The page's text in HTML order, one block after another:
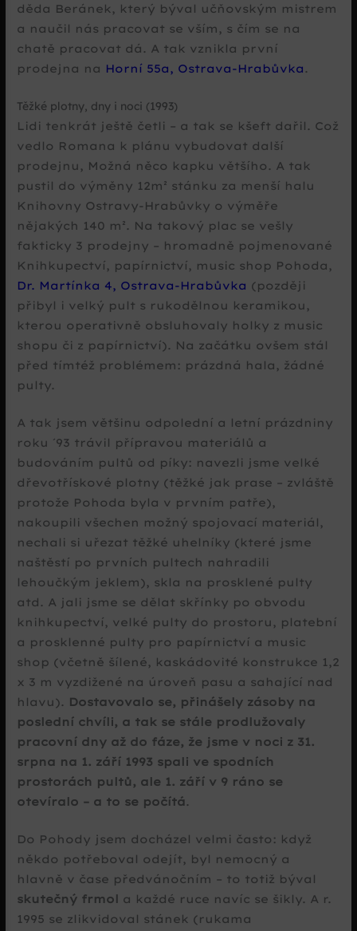
děda Beránek, který býval učňovským mistrem
a naučil nás pracovat se vším, s čím se na
chatě pracovat dá. A tak vznikla první
prodejna na Horní 55a, Ostrava-Hrabůvka .
Těžké plotny, dny i noci (1993)
Lidi tenkrát ještě četli – a tak se kšeft dařil. Což
vedlo Romana k plánu vybudovat další
prodejnu, Možná něco kapku většího. A tak
pustil do výměny 12m² stánku za menší halu
Knihovny Ostravy-Hrabůvky o výměře
nějakých 140 m². Na takový plac se vešly
fakticky 3 prodejny – hromadně pojmenované
Knihkupectví, papírnictví, music shop Pohoda,
Dr. Martínka 4, Ostrava-Hrabůvka (později
přibyl i velký pult s rukodělnou keramikou,
kterou operativně obsluhovaly holky z music
shopu či z papírnictví). Na začátku ovšem stál
před tímtéž problémem: prázdná hala, žádné
pulty.
A tak jsem většinu odpolední a letní prázdniny
roku ´93 trávil přípravou materiálů a
budováním pultů od píky: navezli jsme velké
dřevotřískové plotny (těžké jak prase – zvláště
protože Pohoda byla v prvním patře),
nakoupili všechen možný spojovací materiál,
nechali si uřezat těžké uhelníky (které jsme
naštěstí po prvních pultech nahradili
lehoučkým jeklem), skla na prosklené pulty
atd. A jali jsme se dělat skřínky po obvodu
knihkupectví, velké pulty do prostoru, platební
a prosklenné pulty pro papírnictví a music
shop (včetně šílené, kaskádovité konstrukce 1,2
x 3 m vyzdižené na úroveň pasu a sahající nad
hlavu). Dostavovalo se, přinášely zásoby na
poslední chvíli, a tak se stále prodlužovaly
pracovní dny až do fáze, že jsme v noci z 31.
srpna na 1. září 1993 spali ve spodních
prostorách pultů, ale 1. září v 9 ráno se
otevíralo – a to se počítá.
Do Pohody jsem docházel velmi často: když
někdo potřeboval odejít, byl nemocný a
hlavně v čase předvánočním – to totiž býval
skutečný frmol a každé ruce navíc se šikly. A r.
1995 se zlikvidoval stánek (rukama